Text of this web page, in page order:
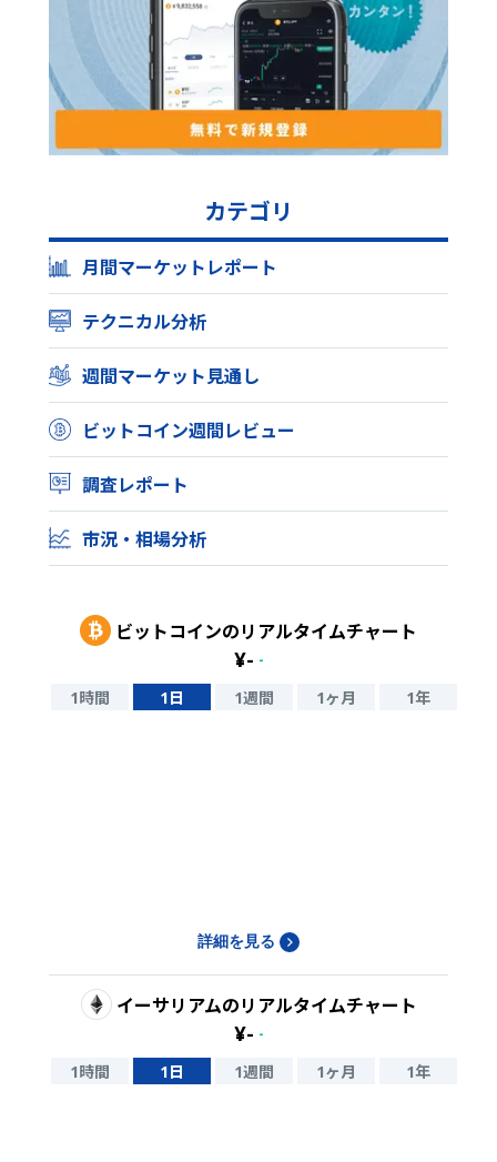
カテゴリ
月間マーケットレポート
テクニカル分析
週間マーケット見通し
ビットコイン週間レビュー
調査レポート
市況・相場分析
ビットコインのリアルタイムチャート
¥- -
1時間 1日 1週間 1ヶ月 1年
詳細を見る
イーサリアムのリアルタイムチャート
¥- -
1時間 1日 1週間 1ヶ月 1年